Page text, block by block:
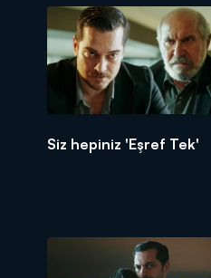
Siz hepiniz 'Eşref Tek'